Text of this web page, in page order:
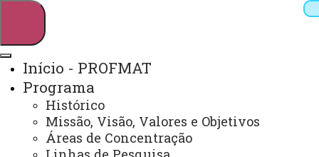
Início - PROFMAT
Programa
Histórico
Missão, Visão, Valores e Objetivos
Áreas de Concentração